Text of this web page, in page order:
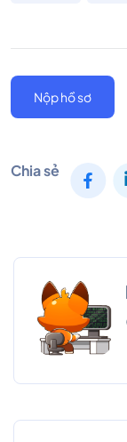
Nộp hồ sơ
Chia sẻ